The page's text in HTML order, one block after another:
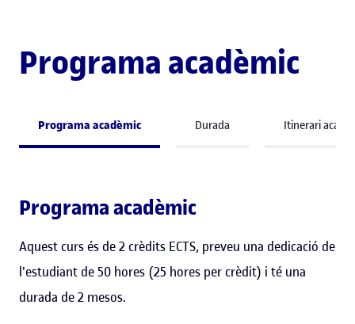
Programa acadèmic
Programa acadèmic Durada Itinerari
Programa acadèmic
Aquest curs és de 2 crèdits ECTS, preveu una dedicació de
l'estudiant de 50 hores (25 hores per crèdit) i té una
durada de 2 mesos.